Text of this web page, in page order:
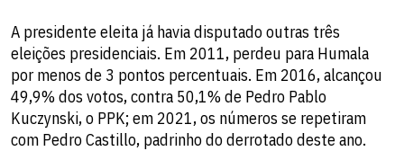
A presidente eleita já havia disputado outras três
eleições presidenciais. Em 2011, perdeu para Humala
por menos de 3 pontos percentuais. Em 2016, alcançou
49,9% dos votos, contra 50,1% de Pedro Pablo
Kuczynski, o PPK; em 2021, os números se repetiram
com Pedro Castillo, padrinho do derrotado deste ano.